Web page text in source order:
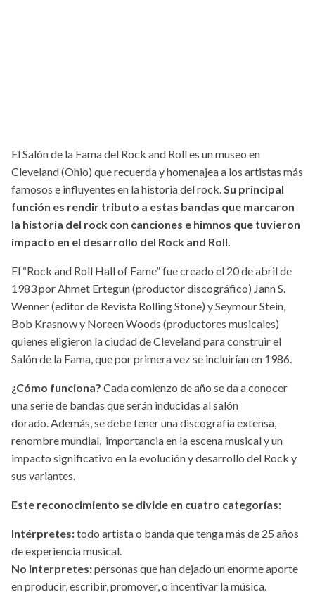
El Salón de la Fama del Rock and Roll es un museo en
Cleveland (Ohio) que recuerda y homenajea a los artistas más
famosos e influyentes en la historia del rock.Su principal
función es rendir tributo a estas bandas que marcaron
la historia del rock con canciones e himnos que tuvieron
impacto en el desarrollo del Rock and Roll.
El “Rock and Roll Hall of Fame” fue creado el 20 de abril de
1983 por Ahmet Ertegun (productor discográfico) Jann S.
Wenner (editor de Revista Rolling Stone) y Seymour Stein,
Bob Krasnow y Noreen Woods (productores musicales)
quienes eligieron la ciudad de Cleveland para construir el
Salón de la Fama, que por primera vez se incluirían en 1986.
¿Cómo funciona? Cada comienzo de año se da a conocer
una serie de bandas que serán inducidas al salón
dorado. Además, se debe tener una discografía extensa,
renombre mundial, importancia en la escena musical y un
impacto significativo en la evolución y desarrollo del Rock y
sus variantes.
Este reconocimiento se divide en cuatro categorías:
Intérpretes:todo artista o banda que tenga más de 25 años
de experiencia musical.
No interpretes:personas que han dejado un enorme aporte
en producir, escribir, promover, o incentivar la música.